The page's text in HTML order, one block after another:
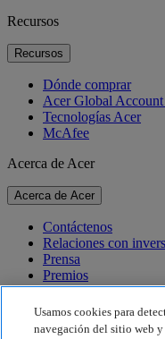
Recursos
Recursos
Dónde comprar
Acer Global Account
Tecnologías Acer
McAfee
Acerca de Acer
Acerca de Acer
Contáctenos
Relaciones con
Prensa
Premios
Eventos
Sostenibilidad
Usamos cookies para
navegación del sitio web